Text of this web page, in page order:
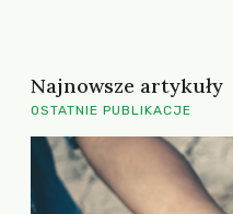
Najnowsze artykuły
OSTATNIE PUBLIKACJE